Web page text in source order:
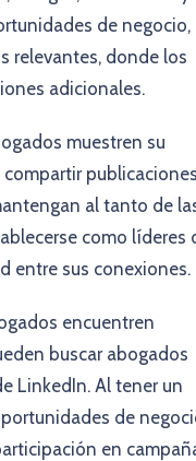
de negocio,
relevantes, donde los
adicionales.
muestren su
al tanto de
como líderes
entre sus conexiones.
encuentren
buscar abogados
LinkedIn. Al tener un
de
en